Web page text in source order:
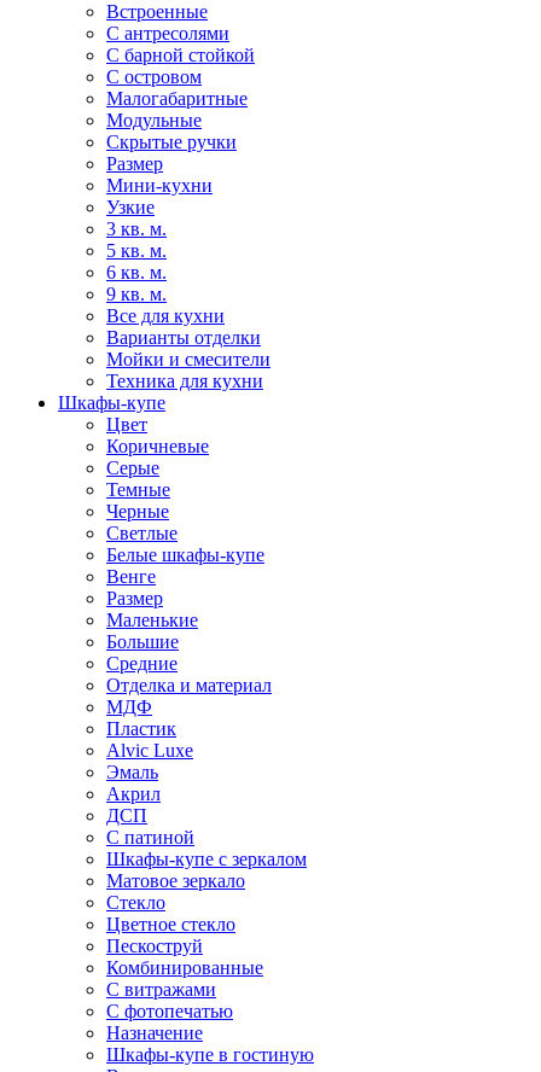
Встроенные
С антресолями
С барной стойкой
С островом
Малогабаритные
Модульные
Скрытые ручки
Размер
Мини-кухни
Узкие
3 кв. м.
5 кв. м.
6 кв. м.
9 кв. м.
Все для кухни
Варианты отделки
Мойки и смесители
Техника для кухни
Шкафы-купе
Цвет
Коричневые
Серые
Темные
Черные
Светлые
Белые шкафы-купе
Венге
Размер
Маленькие
Большие
Средние
Отделка и материал
МДФ
Пластик
Alvic Luxe
Эмаль
Акрил
ДСП
С патиной
Шкафы-купе с зеркалом
Матовое зеркало
Стекло
Цветное стекло
Пескоструй
Комбинированные
С витражами
С фотопечатью
Назначение
Шкафы-купе в гостиную